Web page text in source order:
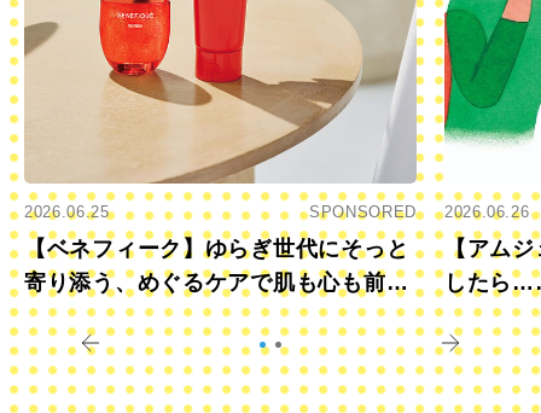
2026.06.25 SPONSORED
【ベネフィーク】ゆらぎ世代にそっと
寄り添う、めぐるケアで肌も心も前向
きに
2026.06.26
【アムジ
したら
すか？